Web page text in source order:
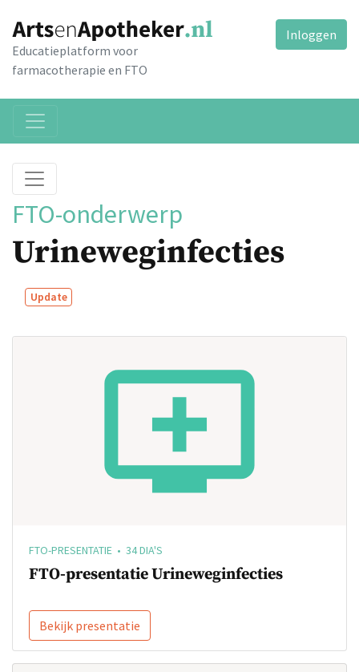
Educatieplatform voor
farmacotherapie en FTO
Inloggen
FTO-onderwerp
Urineweginfecties
Update
FTO-PRESENTATIE • 34 DIA'S
FTO-presentatie Urineweginfecties
Bekijk presentatie